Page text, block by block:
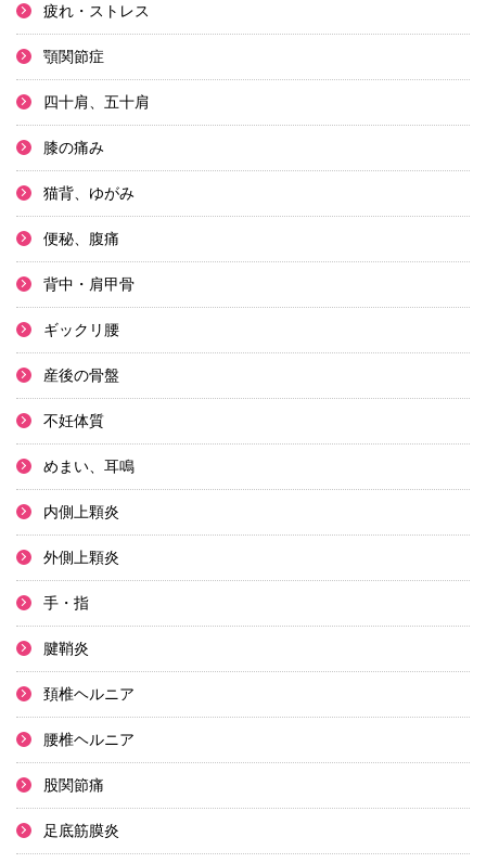
疲れ・ストレス
顎関節症
四十肩、五十肩
膝の痛み
猫背、ゆがみ
便秘、腹痛
背中・肩甲骨
ギックリ腰
産後の骨盤
不妊体質
めまい、耳鳴
内側上顆炎
外側上顆炎
手・指
腱鞘炎
頚椎ヘルニア
腰椎ヘルニア
股関節痛
足底筋膜炎